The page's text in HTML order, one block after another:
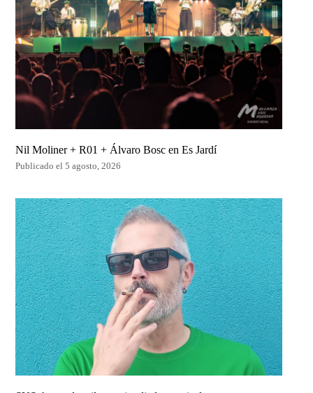
Nil Moliner + R01 + Álvaro Bosc en Es Jardí
Publicado el 5 agosto, 2026